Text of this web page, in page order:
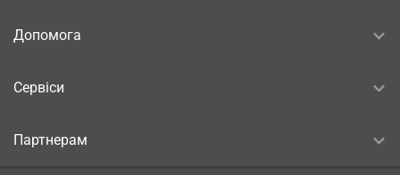
Допомога
Сервіси
Партнерам